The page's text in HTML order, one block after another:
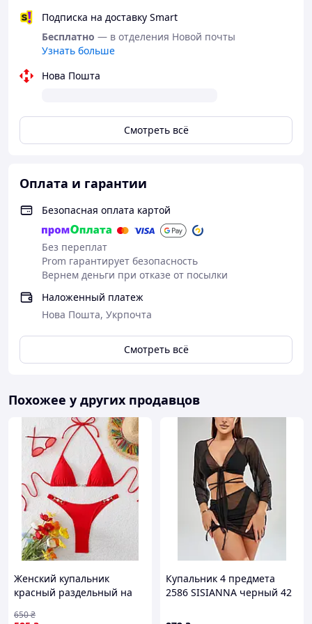
Работаем по предоплате на карту (100 грн).
Доставка не включена в стоимость товара.
Доставка Новой Почтой и УкрПочтой.
Подписка на доставку Smart
Бесплатно — в отделения Новой почты
Узнать больше
Нова Пошта
Смотреть всё
Оплата и гарантии
Безопасная оплата картой
Без переплат
Prom гарантирует безопасность
Вернем деньги при отказе от посылки
Наложенный платеж
Нова Пошта, Укрпочта
Смотреть всё
Похожее у других продавцов
Женский купальник
красный раздельный на
triangle
650₴
Купальник 4 предмета
2586 SISIANNA черный 42